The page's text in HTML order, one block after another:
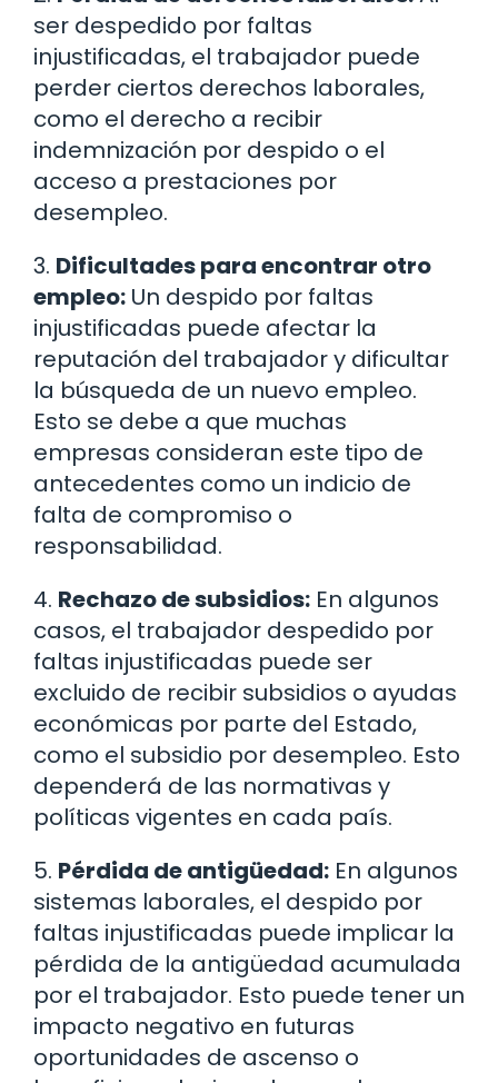
ser despedido por faltas
injustificadas, el trabajador puede
perder ciertos derechos laborales,
como el derecho a recibir
indemnización por despido o el
acceso a prestaciones por
desempleo.
3. Dificultades para encontrar otro
empleo: Un despido por faltas
injustificadas puede afectar la
reputación del trabajador y dificultar
la búsqueda de un nuevo empleo.
Esto se debe a que muchas
empresas consideran este tipo de
antecedentes como un indicio de
falta de compromiso o
responsabilidad.
4. Rechazo de subsidios: En algunos
casos, el trabajador despedido por
faltas injustificadas puede ser
excluido de recibir subsidios o ayudas
económicas por parte del Estado,
como el subsidio por desempleo. Esto
dependerá de las normativas y
políticas vigentes en cada país.
5. Pérdida de antigüedad: En algunos
sistemas laborales, el despido por
faltas injustificadas puede implicar la
pérdida de la antigüedad acumulada
por el trabajador. Esto puede tener un
impacto negativo en futuras
oportunidades de ascenso o